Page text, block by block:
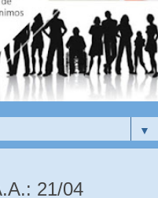
▼
21/04